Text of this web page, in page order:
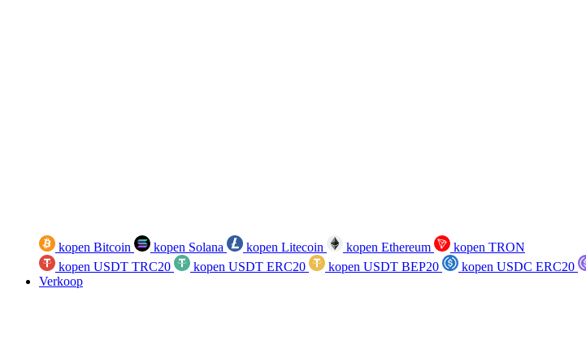
kopen Bitcoin kopen Solana kopen Litecoin kopen Ethereum
kopen TRON
kopen USDT TRC20
kopen USDT ERC20 kopen USDT BEP20 kopen USDC ERC20
Verkoop